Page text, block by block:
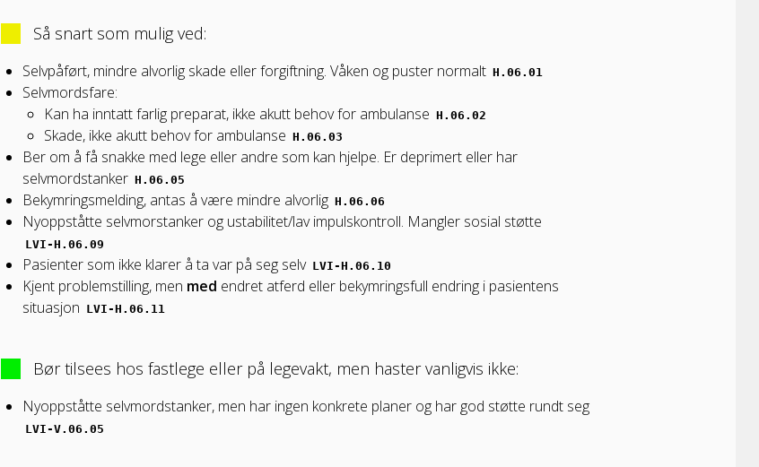
Så snart som mulig ved:
Selvpåført, mindre alvorlig skade eller forgiftning. Våken og puster normalt H.06.01
Selvmordsfare:
Kan ha inntatt farlig preparat, ikke akutt behov for ambulanse H.06.02
Skade, ikke akutt behov for ambulanse H.06.03
Ber om å få snakke med lege eller andre som kan hjelpe. Er deprimert eller har
selvmordstanker H.06.05
Bekymringsmelding, antas å være mindre alvorlig H.06.06
Nyoppståtte selvmorstanker og ustabilitet/lav impulskontroll. Mangler sosial støtte
LVI-H.06.09
Pasienter som ikke klarer å ta var på seg selv LVI-H.06.10
Kjent problemstilling, men med endret atferd eller bekymringsfull endring i pasientens
situasjon LVI-H.06.11
Bør tilsees hos fastlege eller på legevakt, men haster vanligvis ikke:
Nyoppståtte selvmordstanker, men har ingen konkrete planer og har god støtte rundt seg
LVI-V.06.05